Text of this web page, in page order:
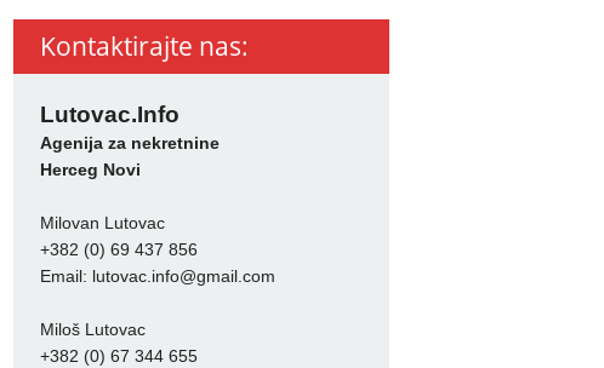
Kontaktirajte nas:
Lutovac.Info
Agenija za nekretnine
Herceg Novi
Milovan Lutovac
+382 (0) 69 437 856
Email: lutovac.info@gmail.com
Miloš Lutovac
+382 (0) 67 344 655